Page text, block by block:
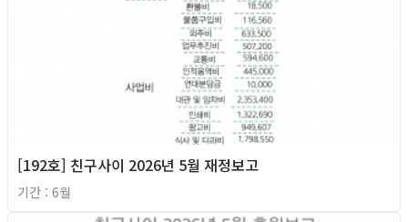
[192호] 친구사이 2026년 5월 재정보고
기간 : 6월